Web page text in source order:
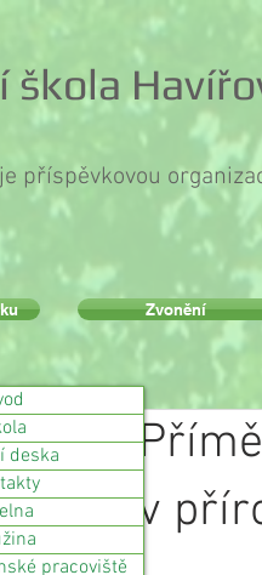
škola
je příspěvkovou
v
Zvonění
deska
pracoviště